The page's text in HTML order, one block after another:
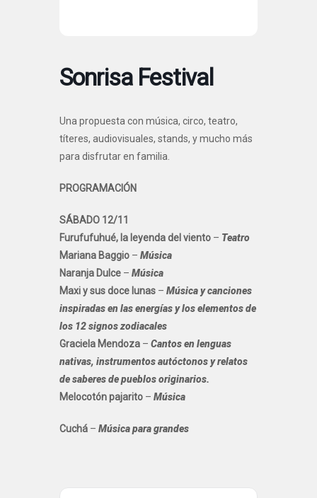
Sonrisa Festival
Una propuesta con música, circo, teatro,
títeres, audiovisuales, stands, y mucho más
para disfrutar en familia.
PROGRAMACIÓN
SÁBADO 12/11
Furufufuhué, la leyenda del viento – Teatro
Mariana Baggio – Música
Naranja Dulce – Música
Maxi y sus doce lunas – Música y canciones
inspiradas en las energías y los elementos de
los 12 signos zodiacales
Graciela Mendoza – Cantos en lenguas
nativas, instrumentos autóctonos y relatos
de saberes de pueblos originarios.
Melocotón pajarito – Música
Cuchá – Música para grandes